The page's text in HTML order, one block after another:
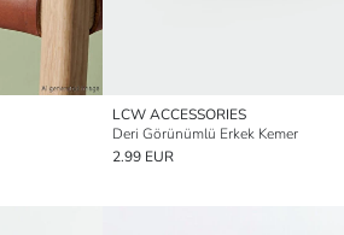
LCW ACCESSORIES
Deri Görünümlü Erkek Kemer
2.99 EUR